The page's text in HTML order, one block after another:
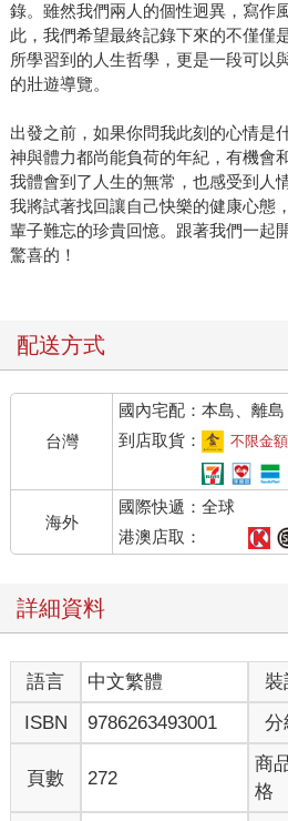
錄。雖然我們兩人的個性迥異，寫作
此，我們希望最終記錄下來的不僅僅
所學習到的人生哲學，更是一段可以
的壯遊導覽。
出發之前，如果你問我此刻的心情是
神與體力都尚能負荷的年紀，有機會
我體會到了人生的無常，也感受到人
我將試著找回讓自己快樂的健康心態
輩子難忘的珍貴回憶。跟著我們一起
驚喜的！
配送方式
台灣
國內宅配：本島、離島
到店取貨：
不限金
海外
國際快遞：全球
港澳店取：
詳細資料
語言 中文繁體 裝
ISBN
9786263493001 分
頁數 272
商
格